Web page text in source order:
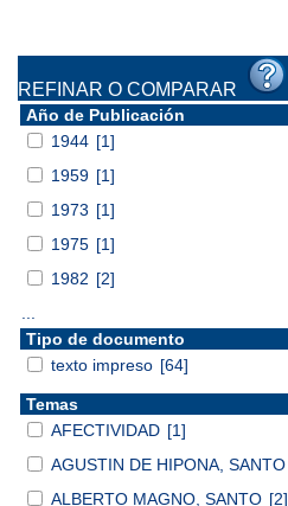
REFINAR O COMPARAR
Año de Publicación
1944 [1]
1959 [1]
1973 [1]
1975 [1]
1982 [2]
Tipo de documento
texto impreso [64]
Temas
AFECTIVIDAD [1]
AGUSTIN DE HIPONA, SANTO
ALBERTO MAGNO, SANTO [2]